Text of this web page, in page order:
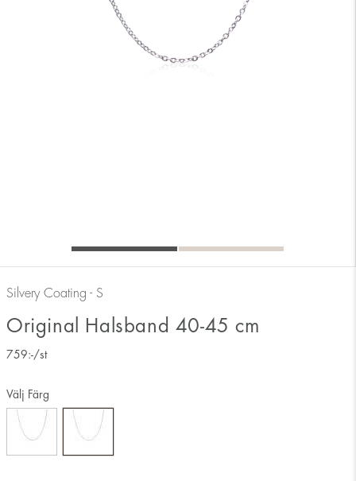
Silvery Coating - S
Original Halsband 40-45 cm
759:-/st
Välj Färg